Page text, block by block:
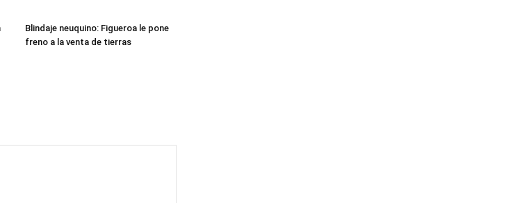
Blindaje neuquino: Figueroa le pone
freno a la venta de tierras